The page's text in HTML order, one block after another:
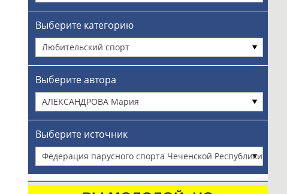
Выберите категорию
Любительский спорт
Выберите автора
АЛЕКСАНДРОВА Мария
Выберите источник
Федерация парусного спорта Чеченской Республики